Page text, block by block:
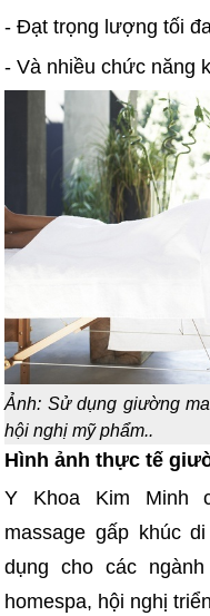
- Đạt trọng lượng tối
- Và nhiều chức năng
Ảnh: Sử dụng giường
hội nghị mỹ phẩm..
Hình ảnh thực tế
Y Khoa Kim Minh
massage gấp khúc
dụng cho các
homespa, hội nghị